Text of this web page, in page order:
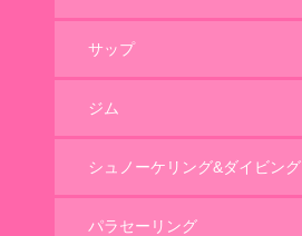
サップ
ジム
シュノーケリング&ダイビング
パラセーリング